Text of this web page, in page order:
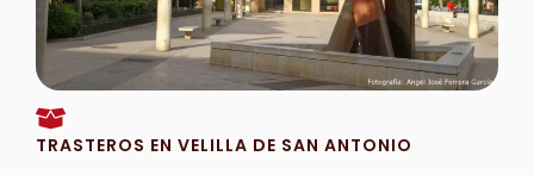
TRASTEROS EN VELILLA DE SAN ANTONIO